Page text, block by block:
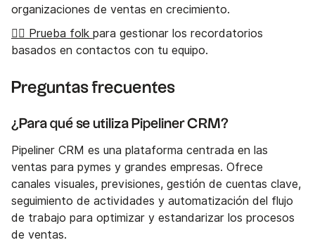
organizaciones de ventas en crecimiento.
👉🏼 Prueba folk para gestionar los recordatorios
basados en contactos con tu equipo.
Preguntas frecuentes
¿Para qué se utiliza Pipeliner CRM?
Pipeliner CRM es una plataforma centrada en las
ventas para pymes y grandes empresas. Ofrece
canales visuales, previsiones, gestión de cuentas clave,
seguimiento de actividades y automatización del flujo
de trabajo para optimizar y estandarizar los procesos
de ventas.